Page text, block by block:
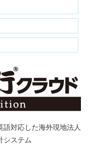
対応した海外現地法人
システム